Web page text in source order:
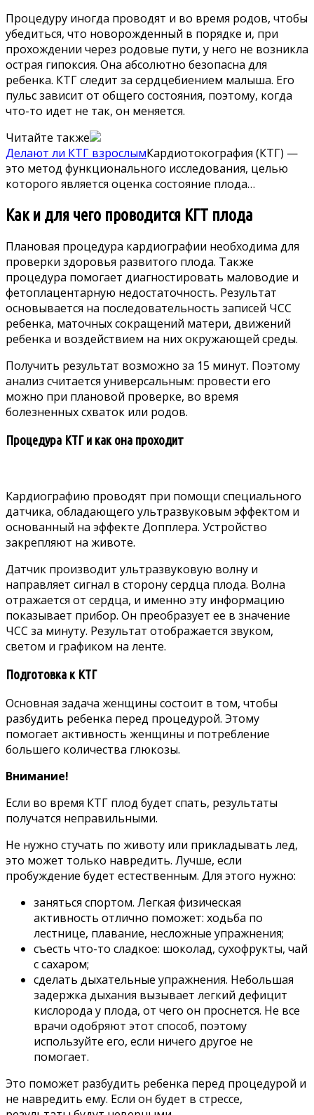
Процедуру иногда проводят и во время родов, чтобы
убедиться, что новорожденный в порядке и, при
прохождении через родовые пути, у него не возникла
острая гипоксия. Она абсолютно безопасна для
ребенка. КТГ следит за сердцебиением малыша. Его
пульс зависит от общего состояния, поэтому, когда
что-то идет не так, он меняется.
Читайте также
Делают ли КТГ взрослымКардиотокография (КТГ) —
это метод функционального исследования, целью
которого является оценка состояние плода…
Как и для чего проводится КГТ плода
Плановая процедура кардиографии необходима для
проверки здоровья развитого плода. Также
процедура помогает диагностировать маловодие и
фетоплацентарную недостаточность. Результат
основывается на последовательность записей ЧСС
ребенка, маточных сокращений матери, движений
ребенка и воздействием на них окружающей среды.
Получить результат возможно за 15 минут. Поэтому
анализ считается универсальным: провести его
можно при плановой проверке, во время
болезненных схваток или родов.
Процедура КТГ и как она проходит
Кардиографию проводят при помощи специального
датчика, обладающего ультразвуковым эффектом и
основанный на эффекте Допплера. Устройство
закрепляют на животе.
Датчик производит ультразвуковую волну и
направляет сигнал в сторону сердца плода. Волна
отражается от сердца, и именно эту информацию
показывает прибор. Он преобразует ее в значение
ЧСС за минуту. Результат отображается звуком,
светом и графиком на ленте.
Подготовка к КТГ
Основная задача женщины состоит в том, чтобы
разбудить ребенка перед процедурой. Этому
помогает активность женщины и потребление
большего количества глюкозы.
Внимание!
Если во время КТГ плод будет спать, результаты
получатся неправильными.
Не нужно стучать по животу или прикладывать лед,
это может только навредить. Лучше, если
пробуждение будет естественным. Для этого нужно:
заняться спортом. Легкая физическая
активность отлично поможет: ходьба по
лестнице, плавание, несложные упражнения;
съесть что-то сладкое: шоколад, сухофрукты, чай
с сахаром;
сделать дыхательные упражнения. Небольшая
задержка дыхания вызывает легкий дефицит
кислорода у плода, от чего он проснется. Не все
врачи одобряют этот способ, поэтому
используйте его, если ничего другое не
помогает.
Это поможет разбудить ребенка перед процедурой и
не навредить ему. Если он будет в стрессе,